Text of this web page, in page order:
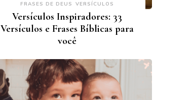
FRASES DE DEUS VERSÍCULOS
Versículos Inspiradores: 33
Versículos e Frases Bíblicas para
você